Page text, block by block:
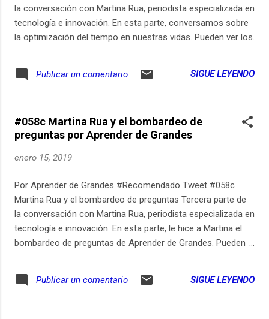
la conversación con Martina Rua, periodista especializada en
tecnología e innovación. En esta parte, conversamos sobre
la optimización del tiempo en nuestras vidas. Pueden ver los
recibir un email cada vez que publico un nuevo episodio de
Grandes también está disponible en Spotify en
open.spotify.com/show/7wc3GCSuNVGQxLlhEf2jZV.
Participen de la conversación sobre aprender durante toda la
grabación, edición y post-producción: Estudio Pomeranec
(pomeranec.com). http://bit.ly/2VXO7N4 via IFTTT
Publicar un comentario SIGUE LEYENDO
#058c Martina Rua y el bombardeo de
preguntas por Aprender de Grandes
enero 15, 2019
Por Aprender de Grandes #Recomendado Tweet #058c
Martina Rua y el bombardeo de preguntas Tercera parte de
la conversación con Martina Rua, periodista especializada en
tecnología e innovación. En esta parte, le hice a Martina el
bombardeo de preguntas de Aprender de Grandes. Pueden
aprenderdegrandes.com/martu. Pueden suscribirse para
recibir un email cada vez que publico un nuevo episodio de
Publicar un comentario SIGUE LEYENDO